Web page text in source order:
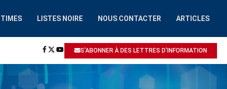
LISTES NOIRE NOUS CONTACTER ARTICLES
A ÉTÉ SIGNALÉ: ESCROQUERIE / ARNAQUE
S'ABONNER À DES LETTRES D'INFORMATION